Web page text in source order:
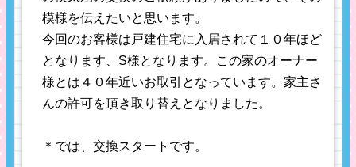
模様を伝えたいと思います。
今回のお客様は戸建住宅に入居されて１０年ほど
となります、S様となります。この家のオーナー
様とは４０年近いお取引となっています。家主さ
んの許可を頂き取り替えとなりました。
＊では、交換スタートです。